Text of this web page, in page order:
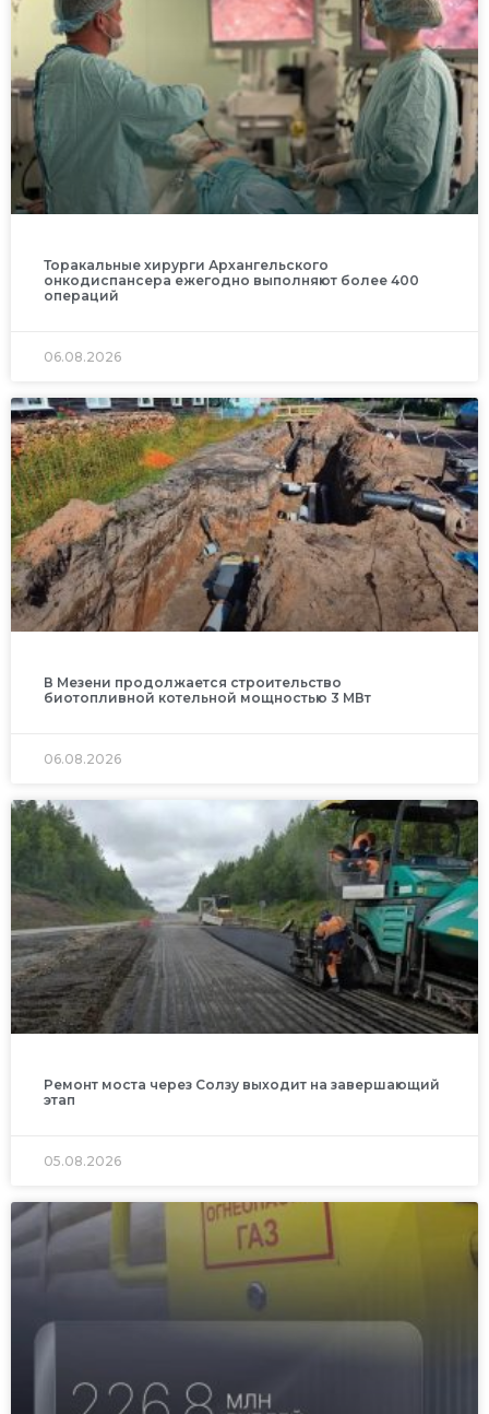
Торакальные хирурги Архангельского
онкодиспансера ежегодно выполняют более 400
операций
06.08.2026
В Мезени продолжается строительство
биотопливной котельной мощностью 3 МВт
06.08.2026
Ремонт моста через Солзу выходит на завершающий
этап
05.08.2026